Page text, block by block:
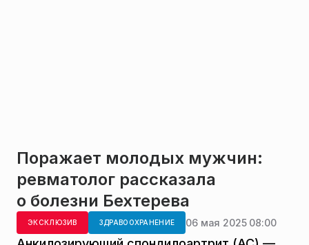
Поражает молодых мужчин:
ревматолог рассказала
о болезни Бехтерева
ЭКСКЛЮЗИВ ЗДРАВООХРАНЕНИЕ 06 мая 2025 08:00